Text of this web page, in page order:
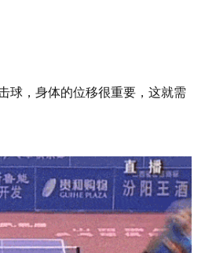
球，身体的位移很重要，这就需